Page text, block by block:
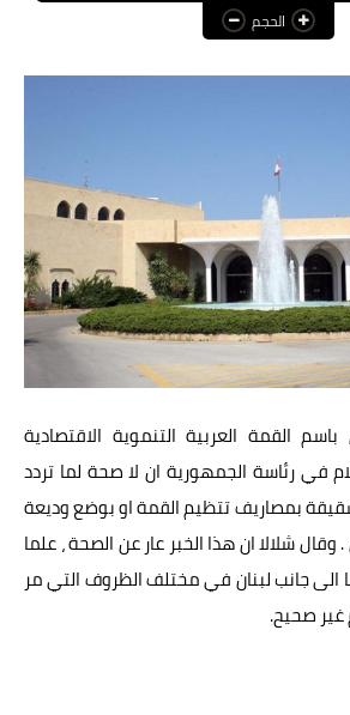
عالم المرأة
فن وثقافة
أخبار النجوم
أخبار العالم
الحجم
القمة العربية التنموية الاقتصادية
في رئاسة الجمهورية ان لا صحة لما تردد
بمصاريف تتظيم القمة او بوضع وديعة
شلالا ان هذا الخبر عار عن الصحة ، علما
الى جانب لبنان في مختلف الظروف التي مر
غير صحيح.